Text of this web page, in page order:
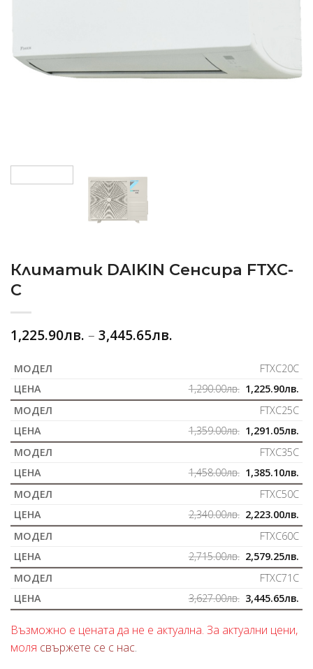
Климатик DAIKIN Сенсира FTXC-
C
1,225.90лв. – 3,445.65лв.
FTXC20C
1,290.00лв. 1,225.90лв.
FTXC25C
1,359.00лв. 1,291.05лв.
FTXC35C
1,458.00лв. 1,385.10лв.
FTXC50C
2,340.00лв. 2,223.00лв.
FTXC60C
2,715.00лв. 2,579.25лв.
FTXC71C
3,627.00лв. 3,445.65лв.
Възможно е цената да не е актуална. За актуални цени,
моля свържете се с нас.